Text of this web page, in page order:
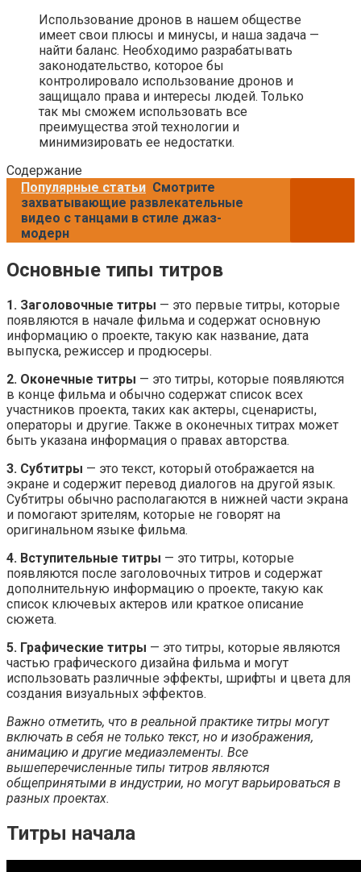
Использование дронов в нашем обществе
имеет свои плюсы и минусы, и наша задача —
найти баланс. Необходимо разрабатывать
законодательство, которое бы
контролировало использование дронов и
защищало права и интересы людей. Только
так мы сможем использовать все
преимущества этой технологии и
минимизировать ее недостатки.
Содержание
Популярные статьи Смотрите
захватывающие развлекательные
видео с танцами в стиле джаз-
модерн
Основные типы титров
1. Заголовочные титры — это первые титры, которые
появляются в начале фильма и содержат основную
информацию о проекте, такую как название, дата
выпуска, режиссер и продюсеры.
2. Оконечные титры — это титры, которые появляются
в конце фильма и обычно содержат список всех
участников проекта, таких как актеры, сценаристы,
операторы и другие. Также в оконечных титрах может
быть указана информация о правах авторства.
3. Субтитры — это текст, который отображается на
экране и содержит перевод диалогов на другой язык.
Субтитры обычно располагаются в нижней части экрана
и помогают зрителям, которые не говорят на
оригинальном языке фильма.
4. Вступительные титры — это титры, которые
появляются после заголовочных титров и содержат
дополнительную информацию о проекте, такую как
список ключевых актеров или краткое описание
сюжета.
5. Графические титры — это титры, которые являются
частью графического дизайна фильма и могут
использовать различные эффекты, шрифты и цвета для
создания визуальных эффектов.
Важно отметить, что в реальной практике титры могут
включать в себя не только текст, но и изображения,
анимацию и другие медиаэлементы. Все
вышеперечисленные типы титров являются
общепринятыми в индустрии, но могут варьироваться в
разных проектах.
Титры начала